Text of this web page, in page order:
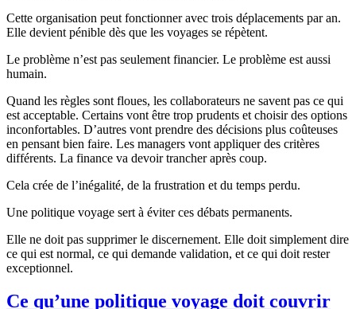
Cette organisation peut fonctionner avec trois déplacements par an.
Elle devient pénible dès que les voyages se répètent.
Le problème n’est pas seulement financier. Le problème est aussi
humain.
Quand les règles sont floues, les collaborateurs ne savent pas ce qui
est acceptable. Certains vont être trop prudents et choisir des options
inconfortables. D’autres vont prendre des décisions plus coûteuses
en pensant bien faire. Les managers vont appliquer des critères
différents. La finance va devoir trancher après coup.
Cela crée de l’inégalité, de la frustration et du temps perdu.
Une politique voyage sert à éviter ces débats permanents.
Elle ne doit pas supprimer le discernement. Elle doit simplement dire
ce qui est normal, ce qui demande validation, et ce qui doit rester
exceptionnel.
Ce qu’une politique voyage doit couvrir